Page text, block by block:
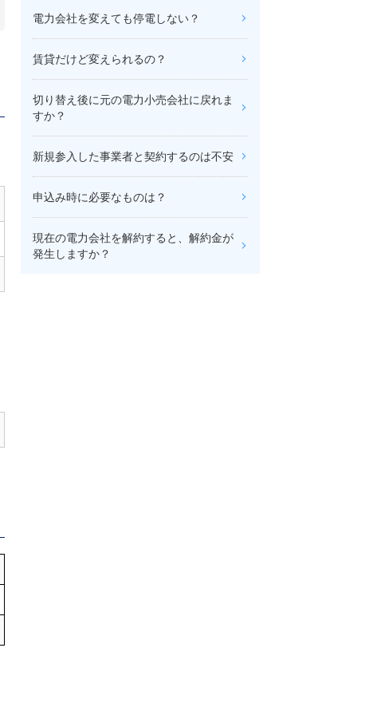
電力会社を変えても停電しない？
賃貸だけど変えられるの？
切り替え後に元の電力小売会社に戻れま
すか？
新規参入した事業者と契約するのは不安
申込み時に必要なものは？
現在の電力会社を解約すると、解約金が
発生しますか？